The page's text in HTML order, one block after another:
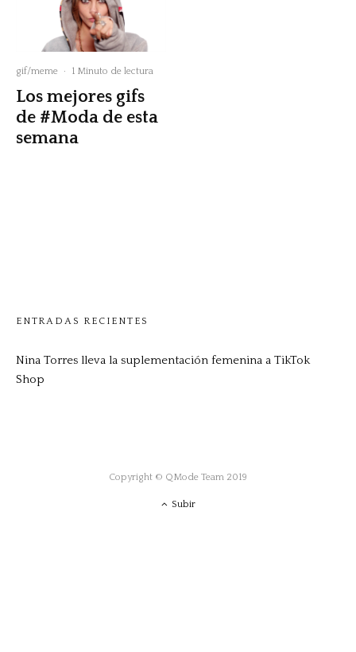
gif/meme · 1 Minuto de lectura
Los mejores gifs
de #Moda de esta
semana
ENTRADAS RECIENTES
Nina Torres lleva la suplementación femenina a TikTok
Shop
Copyright © QMode Team 2019
Subir